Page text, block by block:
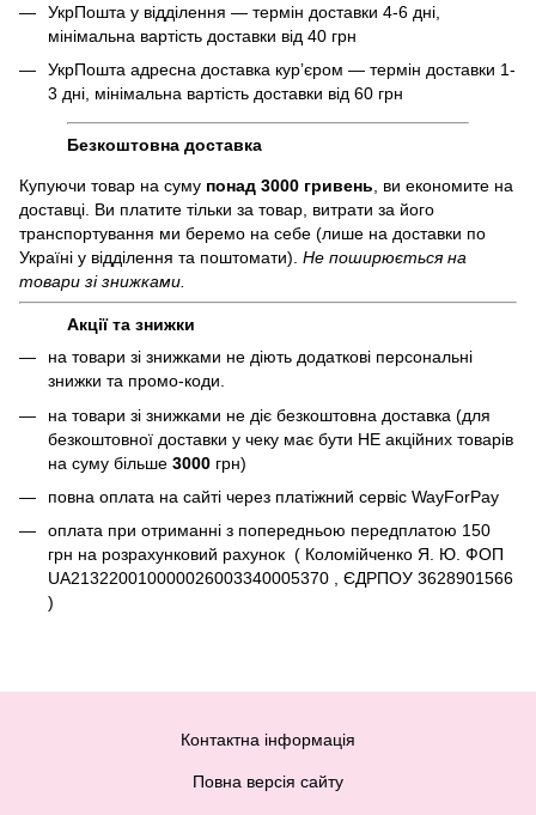
УкрПошта у відділення — термін доставки 4-6 дні,
мінімальна вартість доставки від 40 грн
УкрПошта адресна доставка курʼєром — термін доставки 1-
3 дні, мінімальна вартість доставки від 60 грн
Безкоштовна доставка
Купуючи товар на суму понад 3000 гривень, ви економите на
доставці. Ви платите тільки за товар, витрати за його
транспортування ми беремо на себе (лише на доставки по
Україні у відділення та поштомати). Не поширюється на
товари зі знижками.
Акції та знижки
на товари зі знижками не діють додаткові персональні
знижки та промо-коди.
на товари зі знижками не діє безкоштовна доставка (для
безкоштовної доставки у чеку має бути НЕ акційних товарів
на суму більше 3000 грн)
повна оплата на сайті через платіжний сервіc WayForPay
оплата при отриманні з попередньою передплатою 150
грн на розрахунковий рахунок ( Коломійченко Я. Ю. ФОП
UA213220010000026003340005370 , ЄДРПОУ 3628901566
)
Контактна інформація
Повна версія сайту